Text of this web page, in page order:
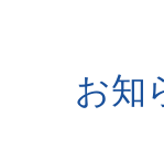
お知